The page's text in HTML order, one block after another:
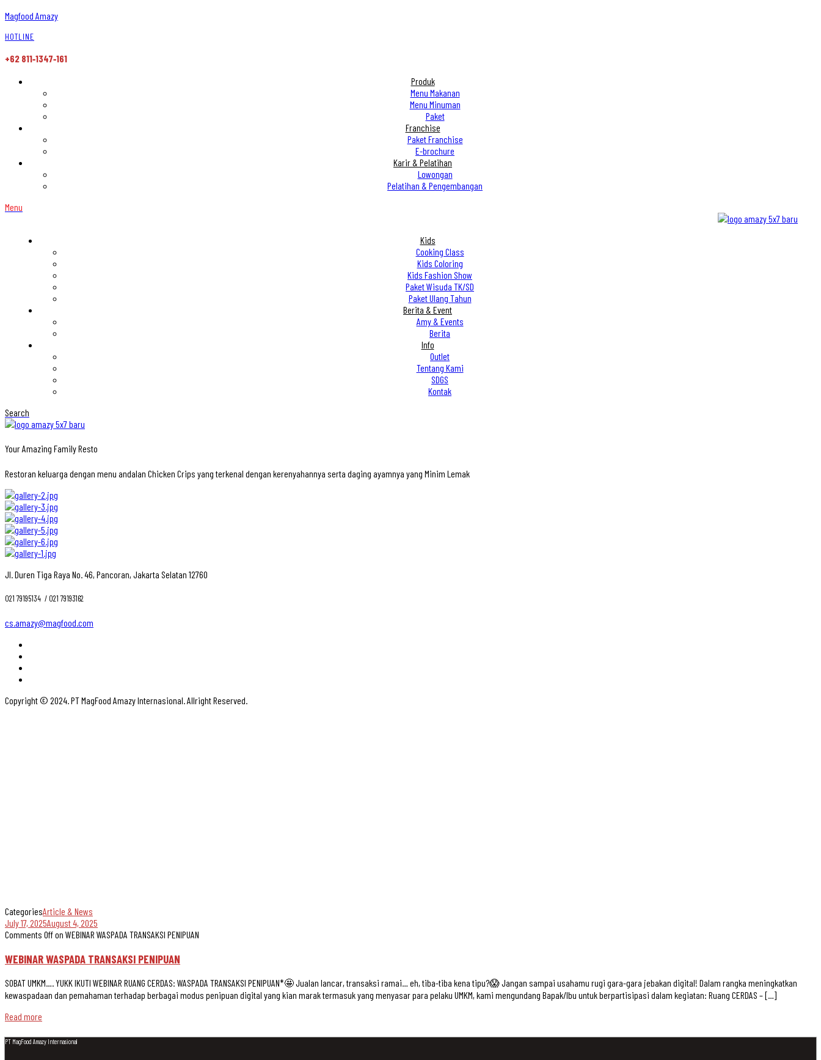
Magfood Amazy
HOTLINE
+62 811‑1347‑161
Produk
Menu Makanan
Menu Minuman
Paket
Franchise
Paket Franchise
E-brochure
Karir & Pelatihan
Lowongan
Pelatihan & Pengembangan
Menu
Kids
Cooking Class
Kids Coloring
Kids Fashion Show
Paket Wisuda TK/SD
Paket Ulang Tahun
Berita & Event
Amy & Events
Berita
Info
Outlet
Tentang Kami
SDGS
Kontak
Search
Your Amazing Family Resto
Restoran keluarga dengan menu andalan Chicken Crips yang terkenal dengan kerenyahannya serta daging ayamnya yang Minim Lemak
Jl. Duren Tiga Raya No. 46, Pancoran, Jakarta Selatan 12760
021 79195134 ‎ / 021 79193162
cs.amazy@magfood.com
Copyright © 2024. PT MagFood Amazy Internasional. Allright Reserved.
CategoriesArticle & News
July 17, 2025August 4, 2025
Comments Offon WEBINAR WASPADA TRANSAKSI PENIPUAN
WEBINAR WASPADA TRANSAKSI PENIPUAN
SOBAT UMKM…. YUKK IKUTI WEBINAR RUANG CERDAS: WASPADA TRANSAKSI PENIPUAN*🤩 Jualan lancar, transaksi ramai… eh, tiba-tiba kena tipu?😱 Jangan sampai usahamu rugi gara-gara jebakan digital! Dalam rangka meningkatkan
kewaspadaan dan pemahaman terhadap berbagai modus penipuan digital yang kian marak termasuk yang menyasar para pelaku UMKM, kami mengundang Bapak/Ibu untuk berpartisipasi dalam kegiatan: Ruang CERDAS – […]
Read more
PT MagFood Amazy Internasional